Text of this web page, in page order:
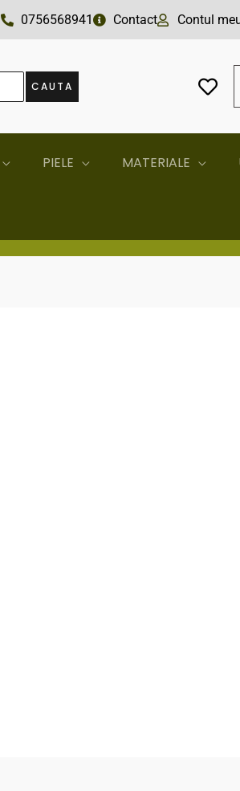
0756568941 Contact Contul
CAUTA
PIELE MATERIALE